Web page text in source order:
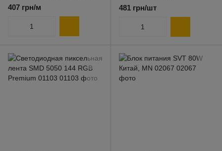
Premium 01102
407 грн/м 481 грн/шт